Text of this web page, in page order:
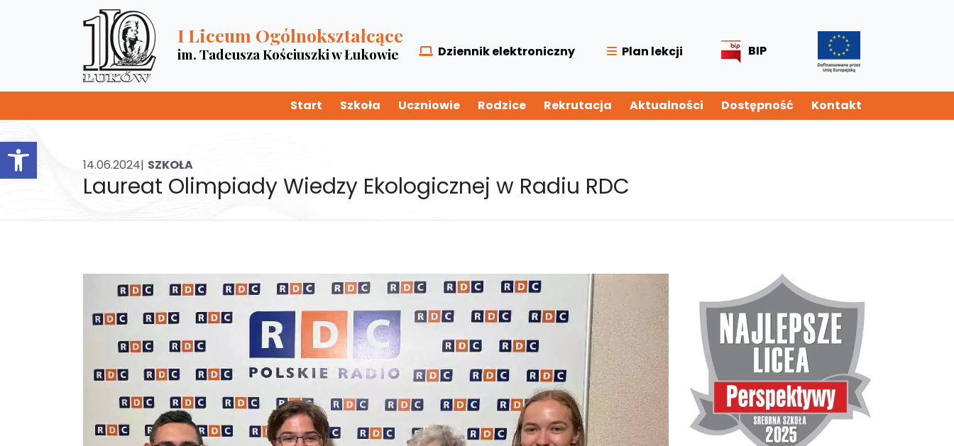
Otwórz pasek narzędzi
I Liceum Ogólnokształcące
im. Tadeusza Kościuszki w Łukowie Dziennik elektroniczny Plan lekcji BIP
Start Szkoła Uczniowie Rodzice Rekrutacja Aktualności Dostępność Kontakt
14.06.2024| SZKOŁA
Laureat Olimpiady Wiedzy Ekologicznej w Radiu RDC